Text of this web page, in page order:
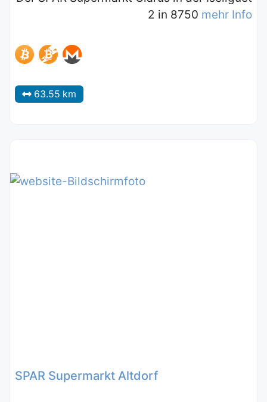
2 in 8750 mehr Info
63.55 km
SPAR Supermarkt Altdorf